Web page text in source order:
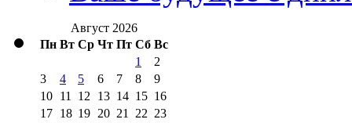
Август 2026
Пн Вт Ср Чт Пт Сб Вс
1
2
3
4 5 6 7 8
9
10 11 12 13 14 15 16
17 18 19 20 21 22 23